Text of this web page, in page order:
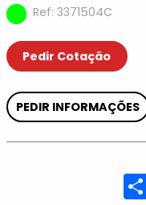
Ref: 3371504C
Pedir Cotação
PEDIR INFORMAÇÕES